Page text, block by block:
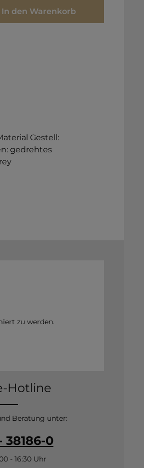
gewünschten
In den Warenkorb
Gestell:
gedrehtes
zu werden.
Hotline
Beratung unter:
38186-0
- 16:30 Uhr